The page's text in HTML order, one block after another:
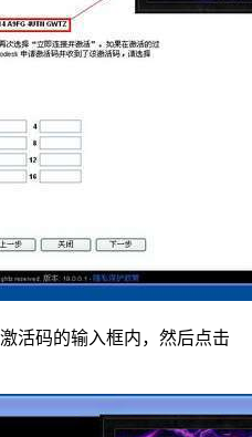
活码的输入框内，然后点击